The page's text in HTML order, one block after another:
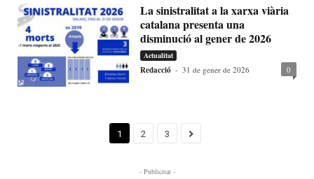
La sinistralitat a la xarxa viària
catalana presenta una
disminució al gener de 2026
Actualitat
Redacció - 31 de gener de 2026 0
1 2 3
- Publicitat -